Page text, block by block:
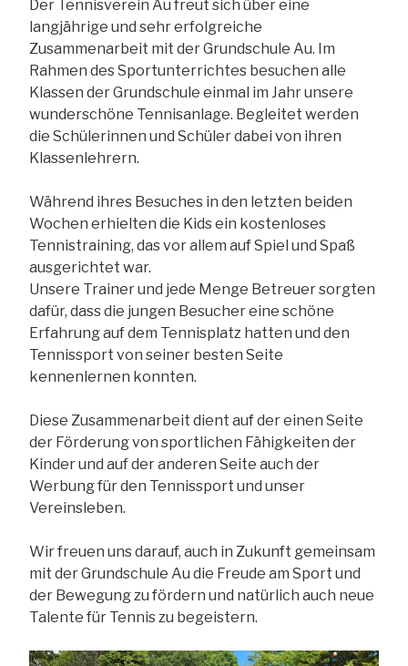
Der Tennisverein Au freut sich über eine
langjährige und sehr erfolgreiche
Zusammenarbeit mit der Grundschule Au. Im
Rahmen des Sportunterrichtes besuchen alle
Klassen der Grundschule einmal im Jahr unsere
wunderschöne Tennisanlage. Begleitet werden
die Schülerinnen und Schüler dabei von ihren
Klassenlehrern.
Während ihres Besuches in den letzten beiden
Wochen erhielten die Kids ein kostenloses
Tennistraining, das vor allem auf Spiel und Spaß
ausgerichtet war.
Unsere Trainer und jede Menge Betreuer sorgten
dafür, dass die jungen Besucher eine schöne
Erfahrung auf dem Tennisplatz hatten und den
Tennissport von seiner besten Seite
kennenlernen konnten.
Diese Zusammenarbeit dient auf der einen Seite
der Förderung von sportlichen Fähigkeiten der
Kinder und auf der anderen Seite auch der
Werbung für den Tennissport und unser
Vereinsleben.
Wir freuen uns darauf, auch in Zukunft gemeinsam
mit der Grundschule Au die Freude am Sport und
der Bewegung zu fördern und natürlich auch neue
Talente für Tennis zu begeistern.